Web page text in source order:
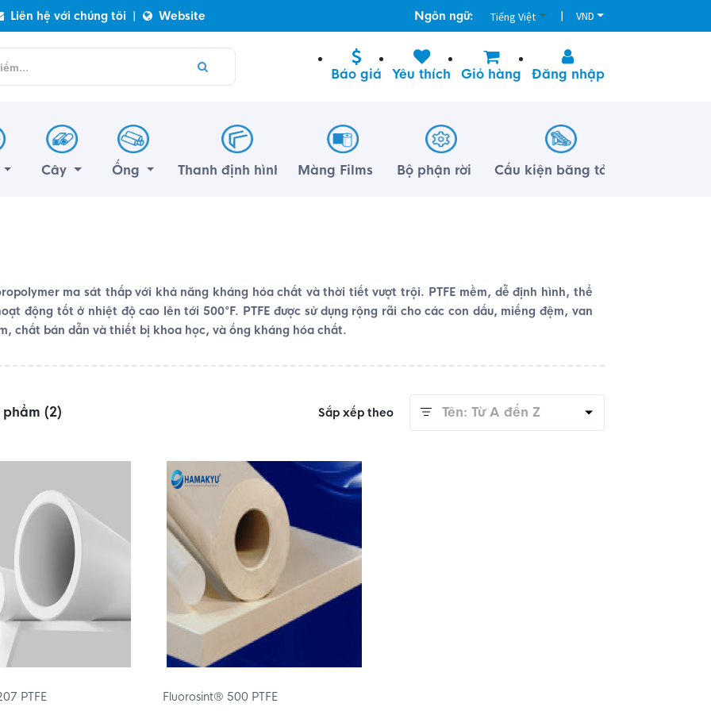
Liên hệ với chúng tôi | Website Ngôn ngữ: Tiếng Việt | VND
Báo giá Yêu thích Giỏ hàng Đăng nhập
Cây Ống Thanh định hình Màng Films Bộ phận rời Cấu kiện băng tải
ma sát thấp với khả năng kháng hóa chất và thời tiết vượt trội. PTFE mềm, dễ định hình, thể
động tốt ở nhiệt độ cao lên tới 500°F. PTFE được sử dụng rộng rãi cho các con dấu, miếng đệm, van
chất bán dẫn và thiết bị khoa học, và ống kháng hóa chất.
phẩm (2) Sắp xếp theo Tên: Từ A đến Z
PTFE Fluorosint® 500 PTFE